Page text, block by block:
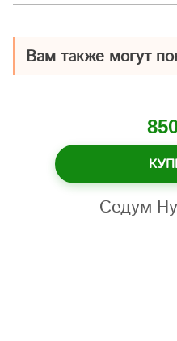
Вам также могут
Седум